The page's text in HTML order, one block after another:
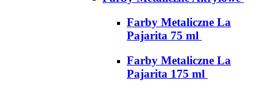
Farby Metaliczne La
Pajarita 75 ml
Farby Metaliczne La
Pajarita 175 ml